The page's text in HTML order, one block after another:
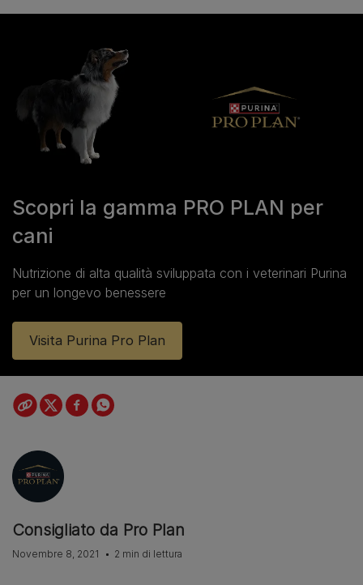
Scopri la gamma PRO PLAN per
cani
Nutrizione di alta qualità sviluppata con i veterinari Purina
per un longevo benessere
Visita Purina Pro Plan
Consigliato da Pro Plan
Novembre 8, 2021 2 min di lettura